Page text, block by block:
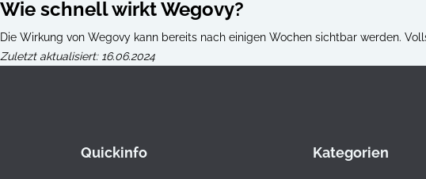
Wie schnell wirkt Wegovy?
Die Wirkung von Wegovy kann bereits nach einigen Wochen sichtbar werden.
Zuletzt aktualisiert: 16.06.2024
Quickinfo Kategorien